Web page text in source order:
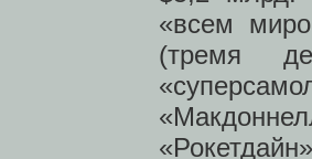
«всем
(тремя